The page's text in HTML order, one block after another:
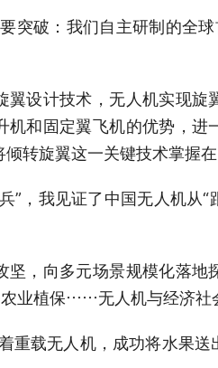
破：我们自主研制的全
设计技术，无人机实现旋
机和固定翼飞机的优势，
转旋翼这一关键技术掌握在
我见证了中国无人机从“
，向多元场景规模化落地
业植保……无人机与经济社
载无人机，成功将水果送